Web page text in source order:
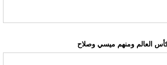
العالم ومنهم ميسي وصلاح